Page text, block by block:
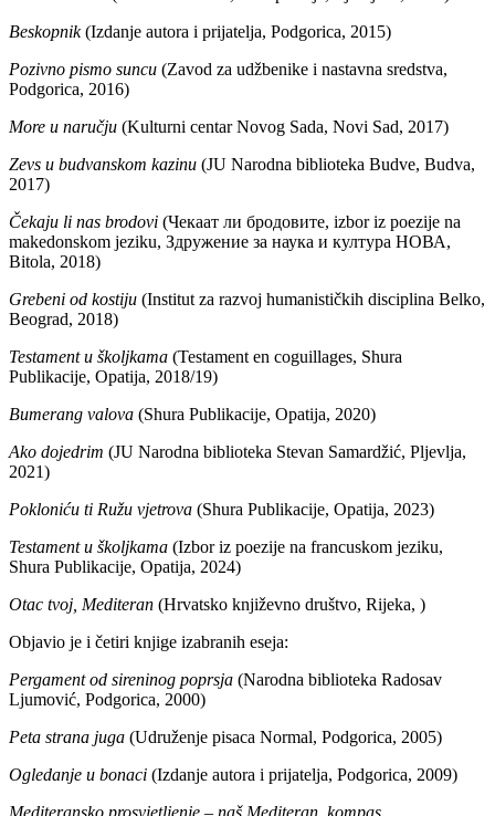
Beskopnik(Izdanje autora i prijatelja, Podgorica, 2015)
Pozivno pismo suncu (Zavod za udžbenike i nastavna sredstva,
Podgorica, 2016)
More u naručju (Kulturni centar Novog Sada, Novi Sad, 2017)
Zevs u budvanskom kazinu (JU Narodna biblioteka Budve, Budva,
2017)
Čekaju li nas brodovi (Чекаат ли бродовите, izbor iz poezije na
makedonskom jeziku, Здружение за наука и култура НОВА,
Bitola, 2018)
Grebeni od kostiju (Institut za razvoj humanističkih disciplina Belko,
Beograd, 2018)
Testament u školjkama (Testament en coguillages, Shura
Publikacije, Opatija, 2018/19)
Bumerang valova (Shura Publikacije, Opatija, 2020)
Ako dojedrim (JU Narodna biblioteka Stevan Samardžić, Pljevlja,
2021)
Pokloniću ti Ružu vjetrova (Shura Publikacije, Opatija, 2023)
Testament u školjkama (Izbor iz poezije na francuskom jeziku,
Shura Publikacije, Opatija, 2024)
Otac tvoj, Mediteran (Hrvatsko književno društvo, Rijeka, )
Objavio je i četiri knjige izabranih eseja:
Pergament od sireninog poprsja (Narodna biblioteka Radosav
Ljumović, Podgorica, 2000)
Peta strana juga (Udruženje pisaca Normal, Podgorica, 2005)
Ogledanje u bonaci (Izdanje autora i prijatelja, Podgorica, 2009)
Mediteransko prosvjetljenje – naš Mediteran, kompas